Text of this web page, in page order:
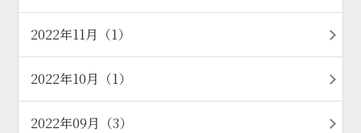
2022年11月（1）
2022年10月（1）
2022年09月（3）